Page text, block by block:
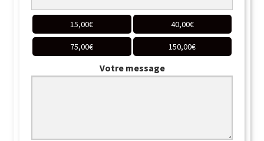
15,00€ 40,00€
75,00€ 150,00€
Votre message